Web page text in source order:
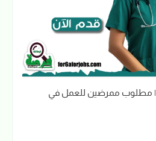
وظائف بورتسودان 2026 | مطلوب ممرضين للعمل في